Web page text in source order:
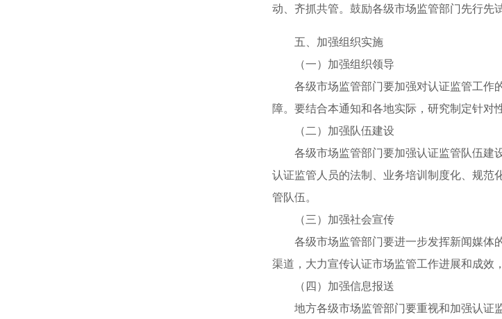
动、齐抓共管。鼓励各级市场监管部门先行先
五、加强组织实施
（一）加强组织领导
各级市场监管部门要加强对认证监管工作
障。要结合本通知和各地实际，研究制定针对
（二）加强队伍建设
各级市场监管部门要加强认证监管队伍建
认证监管人员的法制、业务培训制度化、规范
管队伍。
（三）加强社会宣传
各级市场监管部门要进一步发挥新闻媒体
渠道，大力宣传认证市场监管工作进展和成效
（四）加强信息报送
地方各级市场监管部门要重视和加强认证